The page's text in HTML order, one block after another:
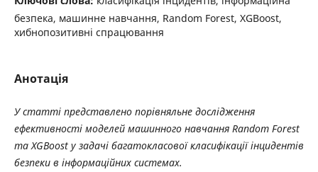
безпека, машинне навчання, Random Forest, XGBoost,
хибнопозитивні спрацювання
Анотація
У статті представлено порівняльне дослідження
ефективності моделей машинного навчання Random Forest
та XGBoost у задачі багатокласової класифікації інцидентів
безпеки в інформаційних системах.